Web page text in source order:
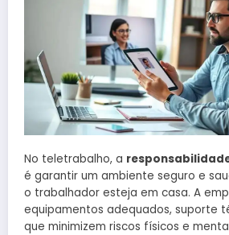
No teletrabalho, a
é garantir um ambiente seguro e
o trabalhador esteja em casa. A
equipamentos adequados, suporte
que minimizem riscos físicos e